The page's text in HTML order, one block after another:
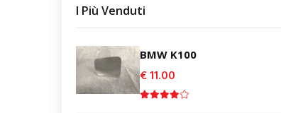
I Più Venduti
BMW K100
€ 11.00